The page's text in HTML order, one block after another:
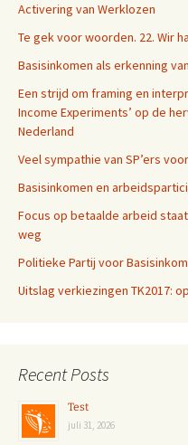
Activering van Werklozen
Te gek voor woorden. 22. Wir
Basisinkomen als erkenning
Een strijd om framing en
Income Experiments’ op de
Nederland
Veel sympathie van SP’ers
Basisinkomen en
Focus op betaalde arbeid
weg
Politieke Partij voor
Uitslag verkiezingen TK2017:
Recent Posts
Test
juli 31, 2026